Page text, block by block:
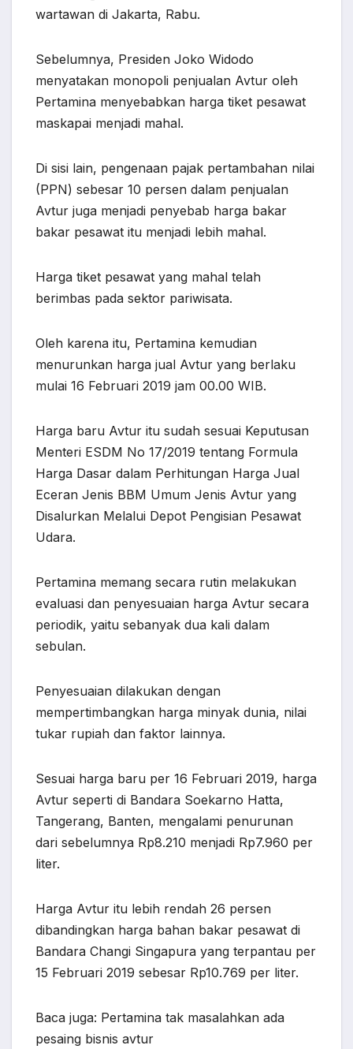
wartawan di Jakarta, Rabu.
Sebelumnya, Presiden Joko Widodo
menyatakan monopoli penjualan Avtur oleh
Pertamina menyebabkan harga tiket pesawat
maskapai menjadi mahal.
Di sisi lain, pengenaan pajak pertambahan nilai
(PPN) sebesar 10 persen dalam penjualan
Avtur juga menjadi penyebab harga bakar
bakar pesawat itu menjadi lebih mahal.
Harga tiket pesawat yang mahal telah
berimbas pada sektor pariwisata.
Oleh karena itu, Pertamina kemudian
menurunkan harga jual Avtur yang berlaku
mulai 16 Februari 2019 jam 00.00 WIB.
Harga baru Avtur itu sudah sesuai Keputusan
Menteri ESDM No 17/2019 tentang Formula
Harga Dasar dalam Perhitungan Harga Jual
Eceran Jenis BBM Umum Jenis Avtur yang
Disalurkan Melalui Depot Pengisian Pesawat
Udara.
Pertamina memang secara rutin melakukan
evaluasi dan penyesuaian harga Avtur secara
periodik, yaitu sebanyak dua kali dalam
sebulan.
Penyesuaian dilakukan dengan
mempertimbangkan harga minyak dunia, nilai
tukar rupiah dan faktor lainnya.
Sesuai harga baru per 16 Februari 2019, harga
Avtur seperti di Bandara Soekarno Hatta,
Tangerang, Banten, mengalami penurunan
dari sebelumnya Rp8.210 menjadi Rp7.960 per
liter.
Harga Avtur itu lebih rendah 26 persen
dibandingkan harga bahan bakar pesawat di
Bandara Changi Singapura yang terpantau per
15 Februari 2019 sebesar Rp10.769 per liter.
Baca juga: Pertamina tak masalahkan ada
pesaing bisnis avtur